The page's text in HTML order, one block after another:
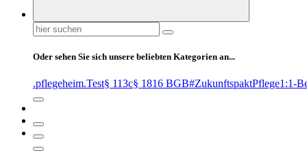
Suchen
nach:
Oder sehen Sie sich unsere beliebten Kategorien an...
.pflegeheim.Test§ 113c§ 1816 BGB#ZukunftspaktPflege1:1-